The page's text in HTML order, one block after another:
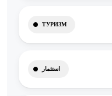
ТУРИЗМ
استثمار